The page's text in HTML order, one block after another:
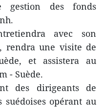
gestion des fonds
avec son
rendra une visite de
et assistera au
- Suède.
des dirigeants de
suédoises opérant au